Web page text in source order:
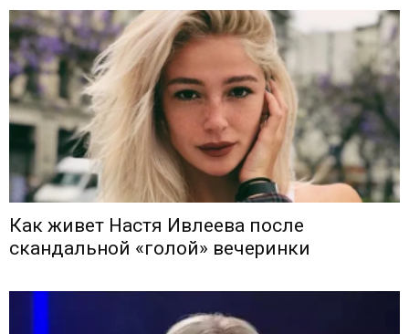
Как живет Настя Ивлеева после
скандальной «голой» вечеринки